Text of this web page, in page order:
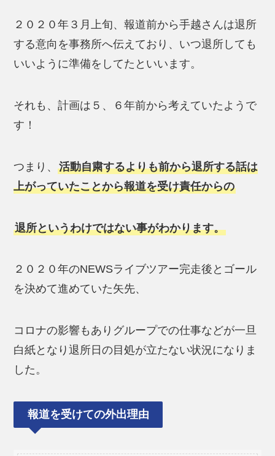
２０２０年３月上旬、報道前から手越さんは退所
する意向を事務所へ伝えており、いつ退所しても
いいように準備をしてたといいます。
それも、計画は５、６年前から考えていたようで
す！
つまり、活動自粛するよりも前から退所する話は
上がっていたことから報道を受け責任からの
退所というわけではない事がわかります。
２０２０年のNEWSライブツアー完走後とゴール
を決めて進めていた矢先、
コロナの影響もありグループでの仕事などが一旦
白紙となり退所日の目処が立たない状況になりま
した。
報道を受けての外出理由